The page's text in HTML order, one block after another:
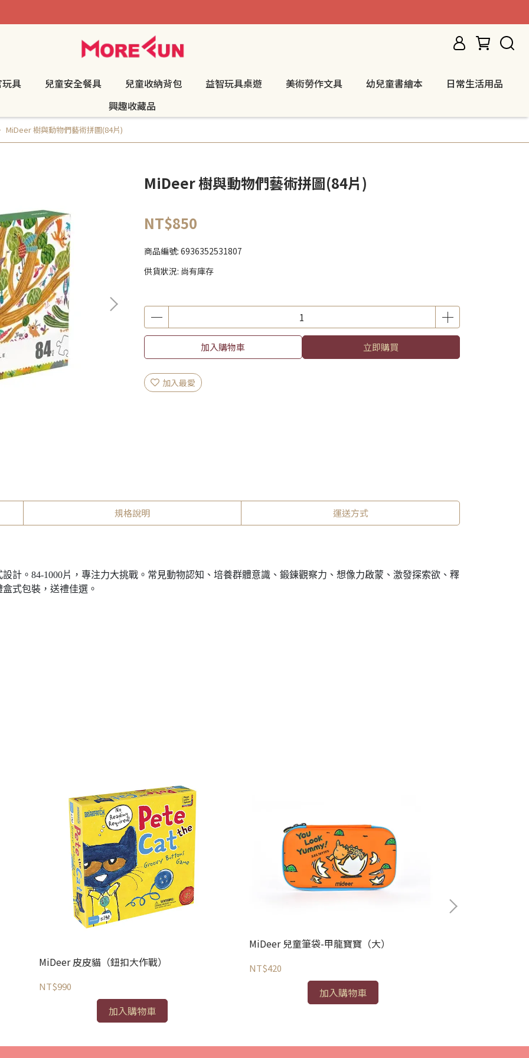
具 兒童安全餐具 兒童收納背包 益智玩具桌遊 美術勞作文具 幼兒童書繪本
日常生活用品
興趣收藏品
MiDeer 樹與動物們藝術拼圖(84片)
MiDeer 樹與動物們藝術拼圖(84片)
NT$850
商品編號: 6936352531807
供貨狀況: 尚有庫存
加入購物車 立即購買
加入最愛
規格說明 運送方式
計。84-1000片，專注力大挑戰。常見動物認知、培養群體意識、鍛鍊觀察力、想像力啟蒙、激發探索欲、釋
式包裝，送禮佳選。
MiDeer 皮皮貓（鈕扣大作戰）
NT$990
加入購物車
MiDeer 兒童筆袋-甲龍寶寶（大）
NT$420
加入購物車